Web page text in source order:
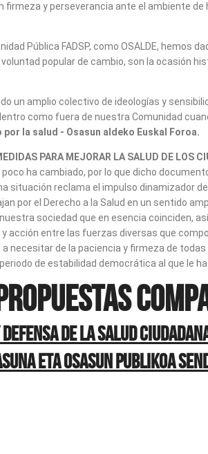
y perseverancia ante el ambiente
Pública FADSP, como OSALDE, hemos
popular de cambio, son la ocasión
un amplio colectivo de ideologías y
como fuera de nuestra Comunidad
por la salud ‐ Osasun aldeko Euskal Foroa.
PARA MEJORAR LA SALUD DE LOS
ha cambiado, por lo que dicho
reclama el impulso dinamizador
por el Derecho a la Salud en un sentido
sociedad que en esencia coinciden,
entre las fuerzas diversas que
necesitar de la paciencia y firmeza de
de estabilidad democrática al que le
de la salud
eta osasun publikoa